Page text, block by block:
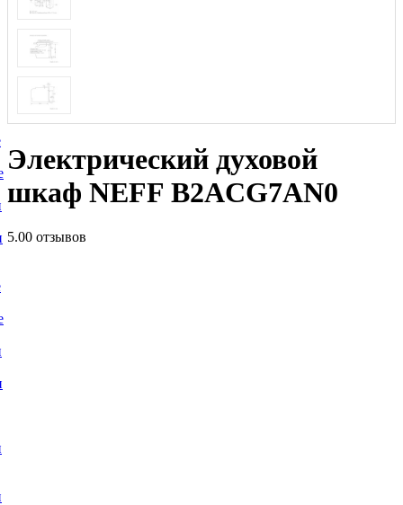
Электрический духовой
шкаф NEFF B2ACG7AN0
5.00 отзывов